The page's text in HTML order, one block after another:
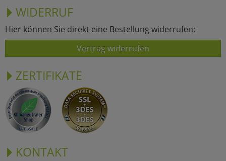
WIDERRUF
Hier können Sie direkt eine Bestellung widerrufen:
Vertrag widerrufen
ZERTIFIKATE
KONTAKT